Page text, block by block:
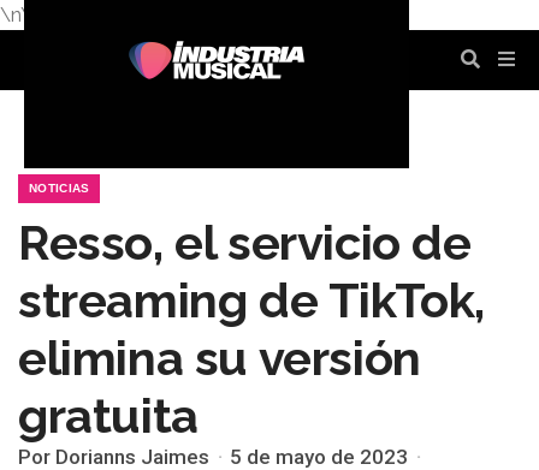
\n\n
NOTICIAS
Resso, el servicio de
streaming de TikTok,
elimina su versión
gratuita
Por Dorianns Jaimes 5 de mayo de 2023